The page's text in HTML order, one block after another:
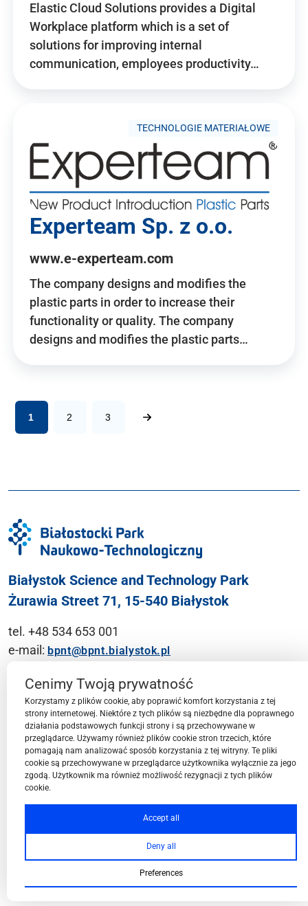
Elastic Cloud Solutions provides a Digital
Workplace platform which is a set of
solutions for improving internal
communication, employees productivity…
TECHNOLOGIE MATERIAŁOWE
Experteam Sp. z o.o.
www.e-experteam.com
The company designs and modifies the
plastic parts in order to increase their
functionality or quality. The company
designs and modifies the plastic parts…
1 2 3
Białystok Science and Technology Park
Żurawia Street 71, 15-540 Białystok
tel. +48 534 653 001
e-mail: bpnt@bpnt.bialystok.pl
Contact
BPN-T Area
BPN-T Offer
Cenimy Twoją prywatność
Korzystamy z plików cookie, aby poprawić komfort korzystania z tej
strony internetowej. Niektóre z tych plików są niezbędne dla poprawnego
działania podstawowych funkcji strony i są przechowywane w
przeglądarce. Używamy również plików cookie stron trzecich, które
pomagają nam analizować sposób korzystania z tej witryny. Te pliki
cookie są przechowywane w przeglądarce użytkownika wyłącznie za jego
zgodą. Użytkownik ma również możliwość rezygnacji z tych plików
cookie.
Accept all
Deny all
Preferences